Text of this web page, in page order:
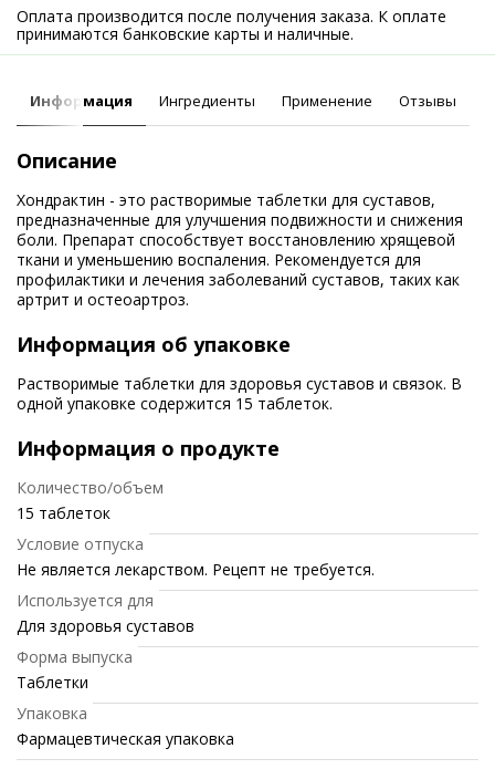
Оплата производится после получения заказа. К оплате
принимаются банковские карты и наличные.
Информация Ингредиенты Применение Отзывы
Описание
Хондрактин - это растворимые таблетки для суставов,
предназначенные для улучшения подвижности и снижения
боли. Препарат способствует восстановлению хрящевой
ткани и уменьшению воспаления. Рекомендуется для
профилактики и лечения заболеваний суставов, таких как
артрит и остеоартроз.
Информация об упаковке
Растворимые таблетки для здоровья суставов и связок. В
одной упаковке содержится 15 таблеток.
Информация о продукте
Количество/объем
15 таблеток
Условие отпуска
Не является лекарством. Рецепт не требуется.
Используется для
Для здоровья суставов
Форма выпуска
Таблетки
Упаковка
Фармацевтическая упаковка